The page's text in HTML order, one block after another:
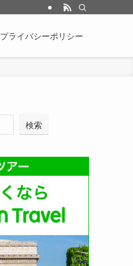
プライバシーポリシー
検索